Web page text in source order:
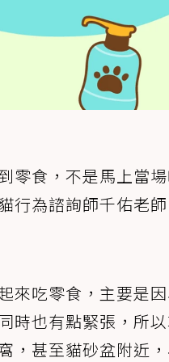
零食，不是馬上當
行為諮詢師千佑老
來吃零食，主要是
時也有點緊張，所
，甚至貓砂盆附近，